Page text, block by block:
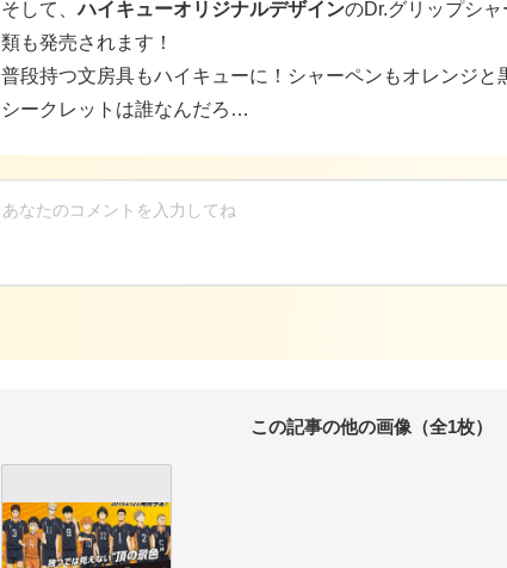
そして、ハイキューオリジナルデザインのDr.グリップシ
類も発売されます！
普段持つ文房具もハイキューに！シャーペンもオレンジと
シークレットは誰なんだろ…
この記事の他の画像（全1枚）